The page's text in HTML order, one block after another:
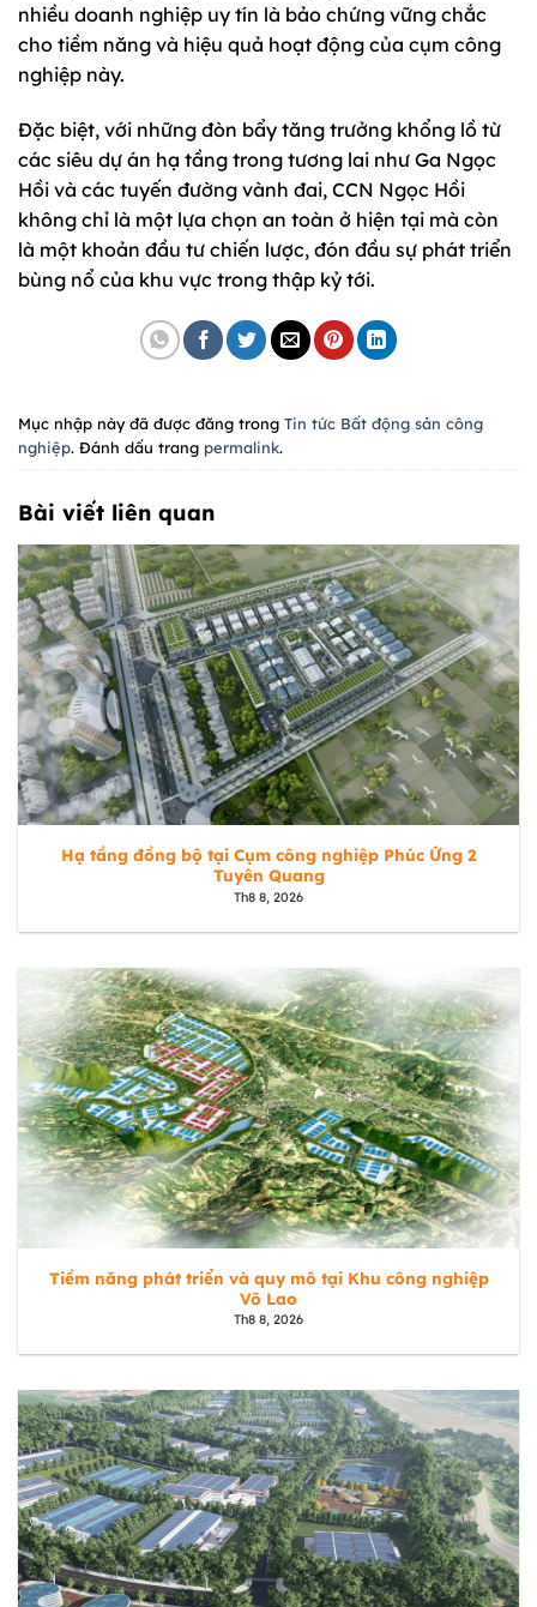
nhiều doanh nghiệp uy tín là bảo chứng vững chắc
cho tiềm năng và hiệu quả hoạt động của cụm công
nghiệp này.
Đặc biệt, với những đòn bẩy tăng trưởng khổng lồ từ
các siêu dự án hạ tầng trong tương lai như Ga Ngọc
Hồi và các tuyến đường vành đai, CCN Ngọc Hồi
không chỉ là một lựa chọn an toàn ở hiện tại mà còn
là một khoản đầu tư chiến lược, đón đầu sự phát triển
bùng nổ của khu vực trong thập kỷ tới.
Mục nhập này đã được đăng trong Tin tức Bất động sản công
nghiệp. Đánh dấu trang permalink.
Bài viết liên quan
Hạ tầng đồng bộ tại Cụm công nghiệp Phúc Ứng 2
Tuyên Quang
Th8 8, 2026
Tiềm năng phát triển và quy mô tại Khu công nghiệp
Võ Lao
Th8 8, 2026